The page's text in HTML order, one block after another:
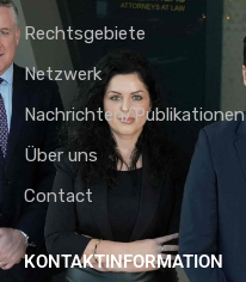
Rechtsgebiete
Netzwerk
Nachrichten/Publikationen
Über uns
Contact
KONTAKTINFORMATION